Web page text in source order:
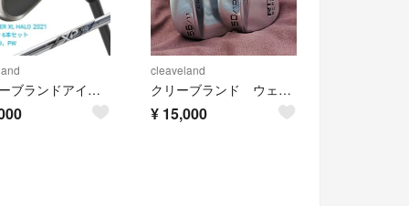
#クリーブランドアイアン2021（Launcher XL ）
cleaveland
クリーブランド ウェッジ ２本セット RTX4 FORGED
¥ 15,000